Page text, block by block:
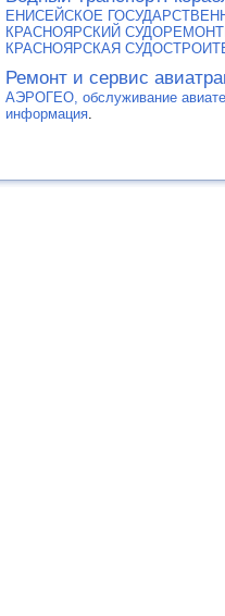
ЕНИСЕЙСКОЕ
КРАСНОЯРСКИЙ
КРАСНОЯРСКАЯ
Ремонт и сервис
АЭРОГЕО, обслуживание
информация.